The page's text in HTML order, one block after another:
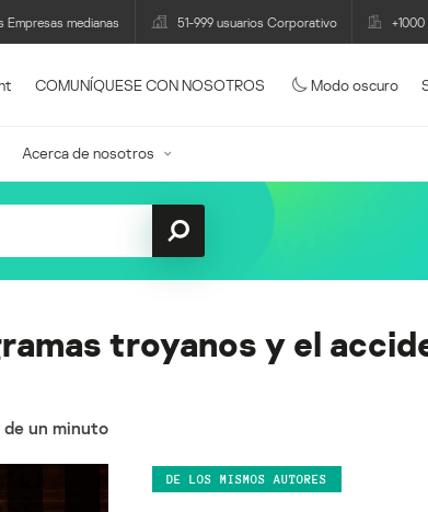
Empresas medianas 51-999 usuarios Corporativo
COMUNÍQUESE CON NOSOTROS Modo oscuro
Acerca de nosotros
troyanos y el
un minuto
DE LOS MISMOS AUTORES